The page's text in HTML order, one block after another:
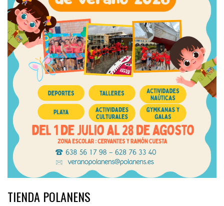
TIENDA POLANENS